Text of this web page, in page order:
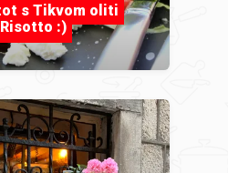
s Tikvom oliti
:)